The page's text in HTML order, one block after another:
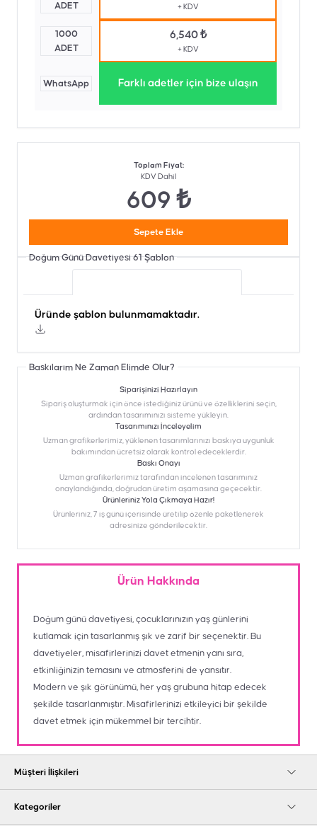
ADET
+ KDV
1000
ADET
6,540 ₺
+ KDV
WhatsApp Farklı adetler için bize ulaşın
Toplam Fiyat:
KDV Dahil
609 ₺
Sepete Ekle
Doğum Günü Davetiyesi 61 Şablon
Üründe şablon bulunmamaktadır.
Baskılarım Ne Zaman Elimde Olur?
Siparişinizi Hazırlayın
Sipariş oluşturmak için önce istediğiniz ürünü ve özelliklerini seçin,
ardından tasarımınızı sisteme yükleyin.
Tasarımınızı İnceleyelim
Uzman grafikerlerimiz, yüklenen tasarımlarınızı baskıya uygunluk
bakımından ücretsiz olarak kontrol edeceklerdir.
Baskı Onayı
Uzman grafikerlerimiz tarafından incelenen tasarımınız
onaylandığında, doğrudan üretim aşamasına geçecektir.
Ürünleriniz Yola Çıkmaya Hazır!
Ürünleriniz, 7 iş günü içerisinde üretilip özenle paketlenerek
adresinize gönderilecektir.
Ürün Hakkında
Doğum günü davetiyesi, çocuklarınızın yaş günlerini
kutlamak için tasarlanmış şık ve zarif bir seçenektir. Bu
davetiyeler, misafirlerinizi davet etmenin yanı sıra,
etkinliğinizin temasını ve atmosferini de yansıtır.
Modern ve şık görünümü, her yaş grubuna hitap edecek
şekilde tasarlanmıştır. Misafirlerinizi etkileyici bir şekilde
davet etmek için mükemmel bir tercihtir.
Müşteri İlişkileri
Kategoriler